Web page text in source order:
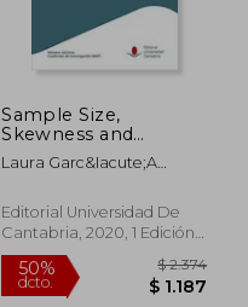
Sample Size,
Skewness and
Leverage Effects in
Value at Risk and
Estimation (en Inglés)
Laura Garc&Iacute;A
Editorial Universidad De
Cantabria, 2020, 1 Edición,
Tapa Blanda, Nuevo